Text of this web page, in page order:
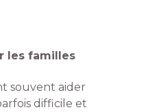
les familles
souvent aider
difficile et